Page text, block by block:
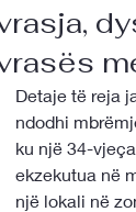
Detaje të reja
ndodhi
ku një 34-
ekzekutua në
një lokali në